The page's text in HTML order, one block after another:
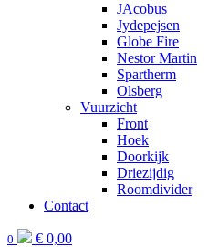
JAcobus
Jydepejsen
Globe Fire
Nestor Martin
Spartherm
Olsberg
Vuurzicht
Front
Hoek
Doorkijk
Driezijdig
Roomdivider
Contact
0 € 0,00